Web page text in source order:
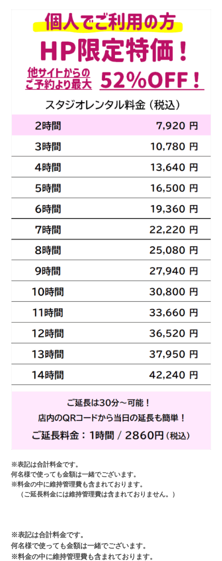
※表記は合計料金です。
何名様で使っても金額は一緒でございます。
※料金の中に維持管理費も含まれております。
（ご延長料金には維持管理費は含まれておりません。）
※表記は合計料金です。
何名様で使っても金額は一緒でございます。
※料金の中に維持管理費も含まれております。